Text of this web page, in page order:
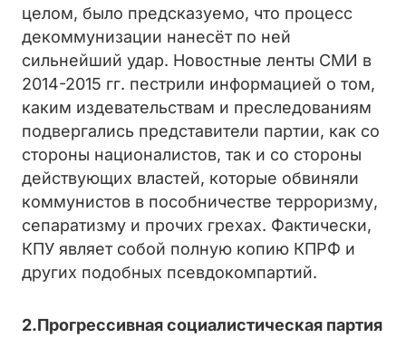
целом, было предсказуемо, что процесс
декоммунизации нанесёт по ней
сильнейший удар. Новостные ленты СМИ в
2014-2015 гг. пестрили информацией о том,
каким издевательствам и преследованиям
подвергались представители партии, как со
стороны националистов, так и со стороны
действующих властей, которые обвиняли
коммунистов в пособничестве терроризму,
сепаратизму и прочих грехах. Фактически,
КПУ являет собой полную копию КПРФ и
других подобных псевдокомпартий.
2.Прогрессивная социалистическая партия